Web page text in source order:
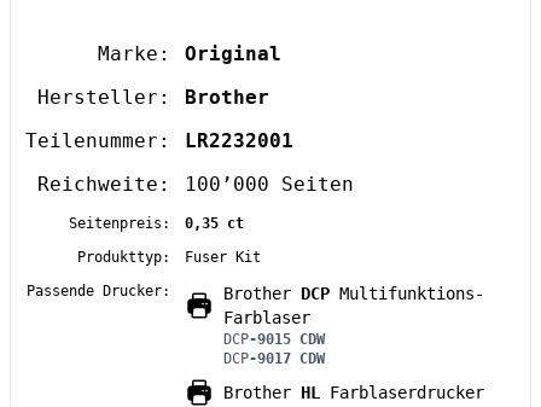
Marke:
Original
Hersteller:
Brother
Teilenummer:
LR2232001
Reichweite:
100’000 Seiten
Seitenpreis:
0,35 ct
Produkttyp:
Fuser Kit
Passende Drucker:
Brother DCP Multifunktions-
Farblaser
DCP-9015 CDW
DCP-9017 CDW
Brother HL Farblaserdrucker